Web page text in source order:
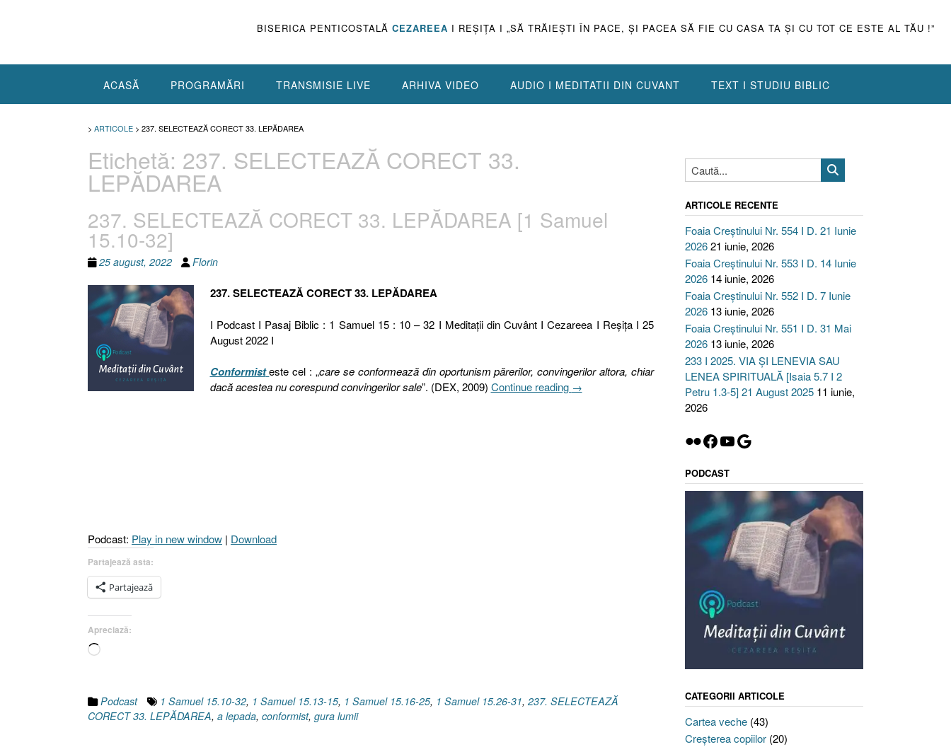
BISERICA PENTICOSTALĂ CEZAREEA I REŞIŢA I „SĂ TRĂIEŞTI ÎN PACE, ŞI PACEA SĂ FIE CU CASA TA ŞI CU TOT CE ESTE AL TĂU !”
ACASĂ PROGRAMĂRI TRANSMISIE LIVE ARHIVA VIDEO AUDIO I MEDITATII DIN CUVANT TEXT I STUDIU BIBLIC
> ARTICOLE > 237. SELECTEAZĂ CORECT 33. LEPĂDAREA
Etichetă: 237. SELECTEAZĂ CORECT 33.
LEPĂDAREA
237. SELECTEAZĂ CORECT 33. LEPĂDAREA [1 Samuel
15.10-32]
25 august, 2022 Florin
237. SELECTEAZĂ CORECT 33. LEPĂDAREA
I Podcast I Pasaj Biblic : 1 Samuel 15 : 10 – 32 I Meditaţii din Cuvânt I Cezareea I Reşiţa I 25
August 2022 I
Conformist este cel : „care se conformează din oportunism părerilor, convingerilor altora, chiar
dacă acestea nu corespund convingerilor sale”. (DEX, 2009) Continue reading „237.
→
Podcast: Play in new window | Download
Partajează asta:
Partajează
Apreciază:
Încarc...
Podcast 1 Samuel 15.10-32, 1 Samuel 15.13-15, 1 Samuel 15.16-25, 1 Samuel 15.26-31, 237. SELECTEAZĂ
CORECT 33. LEPĂDAREA, a lepada, conformist, gura lumii
ARTICOLE RECENTE
Foaia Creștinului Nr. 554 I D. 21 Iunie
202621 iunie, 2026
Foaia Creștinului Nr. 553 I D. 14 Iunie
2026 14 iunie, 2026
Foaia Creștinului Nr. 552 I D. 7 Iunie
2026 13 iunie, 2026
Foaia Creștinului Nr. 551 I D. 31 Mai
2026 13 iunie, 2026
233 I 2025. VIA ȘI LENEVIA SAU
LENEA SPIRITUALĂ [Isaia 5.7 I 2
Petru 1.3-5] 21 August 2025 11 iunie,
2026
Flickr
Facebook
YouTube
Google
PODCAST
CATEGORII ARTICOLE
Cartea veche(43)
Creşterea copiilor(20)